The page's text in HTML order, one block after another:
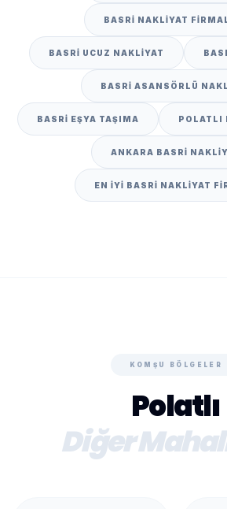
BASRI NAKLIYAT
BASRI UCUZ NAKLIYAT
BASRI ASANSÖRLÜ
BASRI EŞYA TAŞIMA POLATLI
ANKARA BASRI
EN IYI BASRI NAKLIYAT
KOMŞU BÖLGELER
Polatlı
Diğer